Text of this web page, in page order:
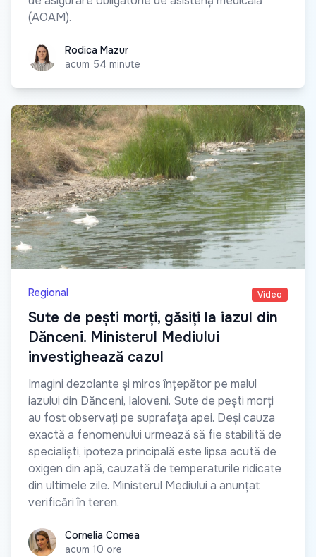
(AOAM).
Rodica MazurRodica Mazur
acum 54 minute
Regional Video
Sute de pești morți, găsiți la iazul din
Dănceni. Ministerul Mediului
investighează cazul
Imagini dezolante și miros înțepător pe malul
iazului din Dănceni, Ialoveni. Sute de pești morți
au fost observați pe suprafața apei. Deși cauza
exactă a fenomenului urmează să fie stabilită de
specialiști, ipoteza principală este lipsa acută de
oxigen din apă, cauzată de temperaturile ridicate
din ultimele zile. Ministerul Mediului a anunțat
verificări în teren.
Cornelia Cornea
Cornelia Cornea
acum 10 ore